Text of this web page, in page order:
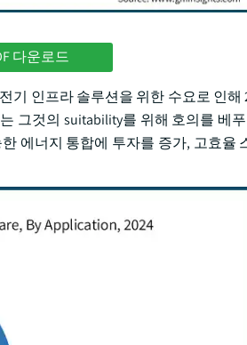
다운로드
기 인프라 솔루션을 위한 수요로 인해
그것의 suitability를 위해 호의를 베
에너지 통합에 투자를 증가, 고효율